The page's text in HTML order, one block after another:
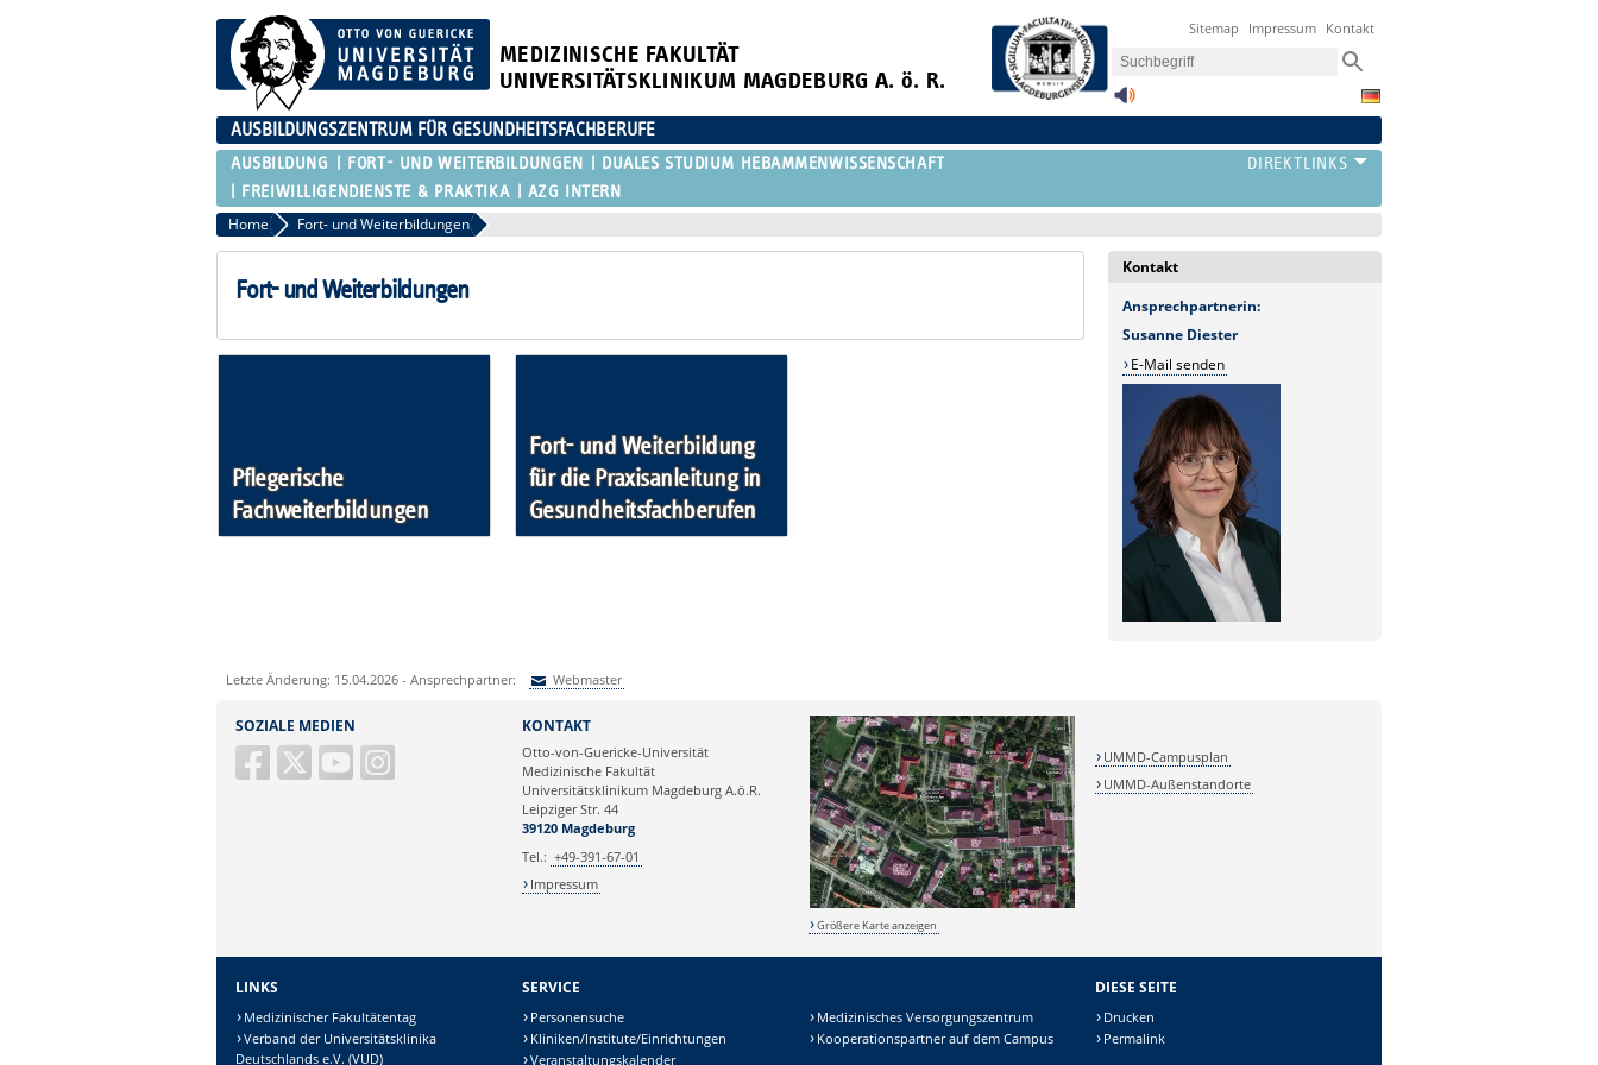
MEDIZINISCHE FAKULTÄT
UNIVERSITÄTSKLINIKUM MAGDEBURG A. ö. R.
Sitemap Impressum Kontakt
AUSBILDUNGSZENTRUM FÜR GESUNDHEITSFACHBERUFE
AUSBILDUNG FORT- UND WEITERBILDUNGEN
DUALES STUDIUM HEBAMMENWISSENSCHAFT
FREIWILLIGENDIENSTE & PRAKTIKA
AZG INTERN
Home Fort- und Weiterbildungen
Fort- und Weiterbildungen
Pflegerische
Fachweiterbildungen
Fort- und Weiterbildung
für die Praxisanleitung in
Gesundheitsfachberufen
Kontakt
Ansprechpartnerin:
Susanne Diester
E-Mail senden
Letzte Änderung: 15.04.2026 - Ansprechpartner: Webmaster
Ihre E-Mailadresse:
SOZIALE MEDIEN KONTAKT
Otto-von-Guericke-Universität
Medizinische Fakultät
Universitätsklinikum Magdeburg A.ö.R.
Leipziger Str. 44
39120 Magdeburg
Tel.: +49-391-67-01
Impressum
Größere Karte anzeigen
UMMD-Campusplan
UMMD-Außenstandorte
LINKS
Medizinischer Fakultätentag
Verband der Universitätsklinika
Deutschlands e.V. (VUD)
SERVICE
Personensuche
Kliniken/Institute/Einrichtungen
Veranstaltungskalender
Medizinisches Versorgungszentrum
Kooperationspartner auf dem Campus
DIESE SEITE
Drucken
Permalink